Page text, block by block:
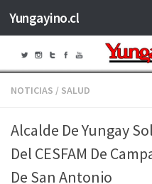
Saltar al contenido
Yungayino.cl
NOTICIAS / SALUD
Alcalde De Yungay
Del CESFAM De
De San Antonio